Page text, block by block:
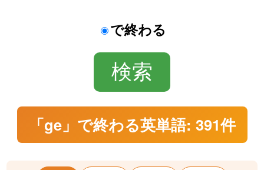
で終わる
「ge」で終わる英単語: 391件